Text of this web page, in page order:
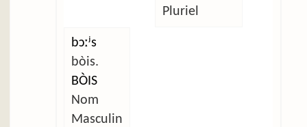
Pluriel
bɔːʲs
bòis.
BÒIS
Nom
Masculin